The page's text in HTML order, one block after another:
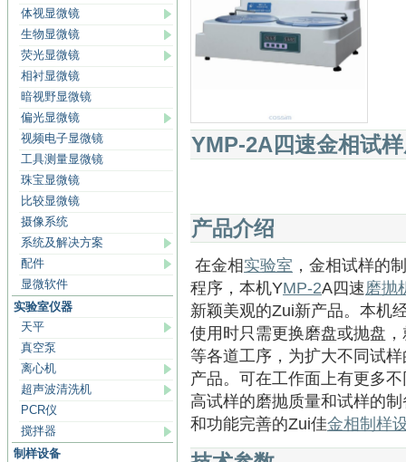
体视显微镜
生物显微镜
荧光显微镜
相衬显微镜
暗视野显微镜
偏光显微镜
视频电子显微镜
工具测量显微镜
珠宝显微镜
比较显微镜
摄像系统
系统及解决方案
配件
显微软件
实验室仪器
天平
真空泵
离心机
超声波清洗机
PCR仪
搅拌器
制样设备
YMP-2A四速金相试
产品介绍
在金相 实验室 ，金相试样的
程序，本机YMP-2A四速磨抛
新颖美观的Zui新产品。本机
使用时只需更换磨盘或抛盘
等各道工序，为扩大不同试
产品。可在工作面上有更多
高试样的磨抛质量和试样的
和功能完善的Zui佳金相制样